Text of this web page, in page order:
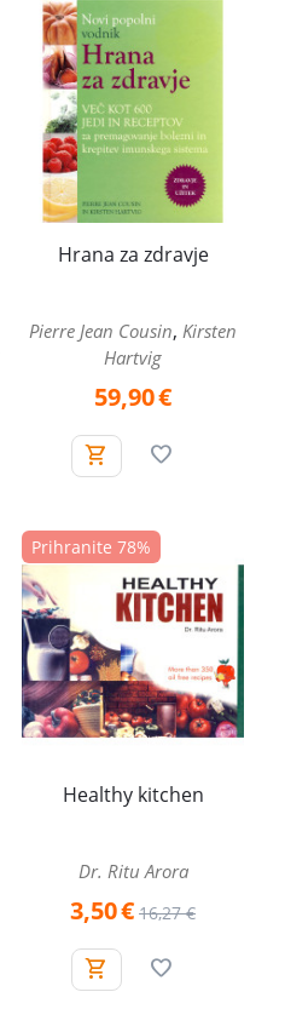
Hrana za zdravje
Pierre Jean Cousin, Kirsten
Hartvig
59,90€
Prihranite 78%
Healthy kitchen
Dr. Ritu Arora
3,50€ 16,27 €